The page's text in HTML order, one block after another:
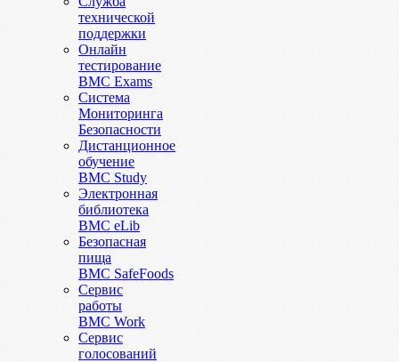
технической
поддержки
Онлайн
тестирование
BMC Exams
Система
Мониторинга
Безопасности
Дистанционное
обучение
BMC Study
Электронная
библиотека
BMC eLib
Безопасная
пища
BMC SafeFoods
Сервис
работы
BMC Work
Сервис
голосований